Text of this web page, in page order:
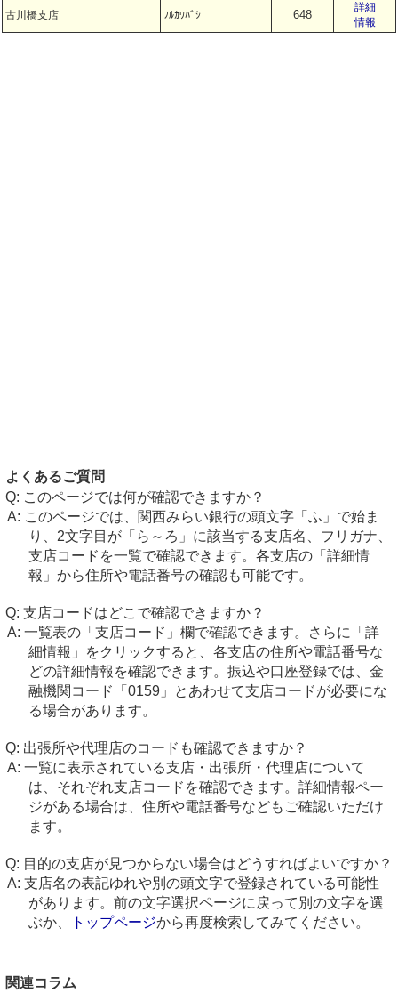
古川橋支店 ﾌﾙｶﾜﾊﾞｼ 648
詳細
情報
よくあるご質問
このページでは何が確認できますか？
このページでは、関西みらい銀行の頭文字「ふ」で始ま
り、2文字目が「ら～ろ」に該当する支店名、フリガナ、
支店コードを一覧で確認できます。各支店の「詳細情
報」から住所や電話番号の確認も可能です。
支店コードはどこで確認できますか？
一覧表の「支店コード」欄で確認できます。さらに「詳
細情報」をクリックすると、各支店の住所や電話番号な
どの詳細情報を確認できます。振込や口座登録では、金
融機関コード「0159」とあわせて支店コードが必要にな
る場合があります。
出張所や代理店のコードも確認できますか？
一覧に表示されている支店・出張所・代理店について
は、それぞれ支店コードを確認できます。詳細情報ペー
ジがある場合は、住所や電話番号などもご確認いただけ
ます。
目的の支店が見つからない場合はどうすればよいですか？
支店名の表記ゆれや別の頭文字で登録されている可能性
があります。前の文字選択ページに戻って別の文字を選
ぶか、
トップページから再度検索してみてください。
関連コラム